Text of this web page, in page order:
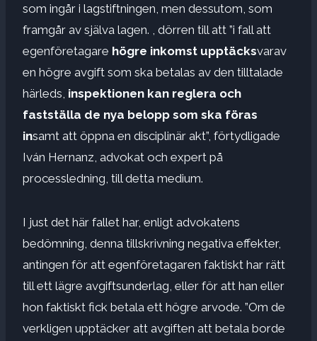
som ingår i lagstiftningen, men dessutom, som
framgår av själva lagen. , dörren till att ”i fall att
egenföretagare högre inkomst upptäcksvarav
en högre avgift som ska betalas av den tilltalade
härleds, inspektionen kan reglera och
fastställa de nya belopp som ska föras
insamt att öppna en disciplinär akt”, förtydligade
Iván Hernanz, advokat och expert på
processledning, till detta medium.
I just det här fallet har, enligt advokatens
bedömning, denna tillskrivning negativa effekter,
antingen för att egenföretagaren faktiskt har rätt
till ett lägre avgiftsunderlag, eller för att han eller
hon faktiskt fick betala ett högre arvode. ”Om de
verkligen upptäcker att avgiften att betala borde